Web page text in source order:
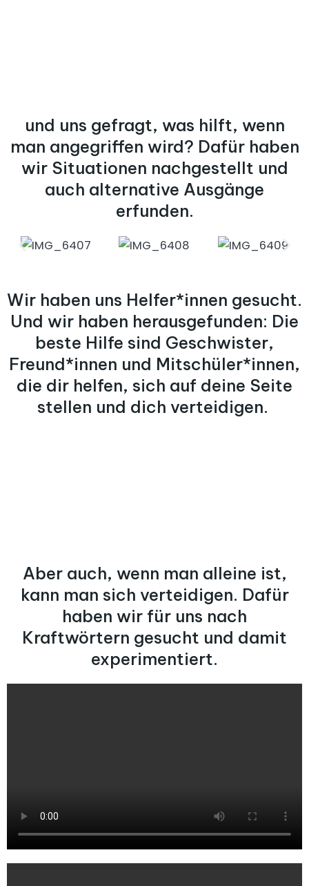
und uns gefragt, was hilft, wenn
man angegriffen wird? Dafür haben
wir Situationen nachgestellt und
auch alternative Ausgänge
erfunden.
Wir haben uns Helfer*innen gesucht.
Und wir haben herausgefunden: Die
beste Hilfe sind Geschwister,
Freund*innen und Mitschüler*innen,
die dir helfen, sich auf deine Seite
stellen und dich verteidigen.
Aber auch, wenn man alleine ist,
kann man sich verteidigen. Dafür
haben wir für uns nach
Kraftwörtern gesucht und damit
experimentiert.